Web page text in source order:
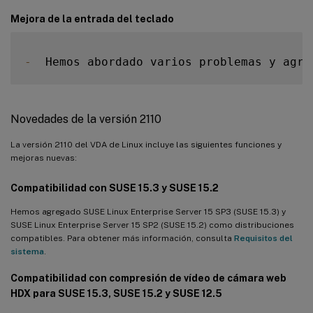
Mejora de la entrada del teclado
-
Hemos abordado varios problemas y
Novedades de la versión 2110
La versión 2110 del VDA de Linux incluye las siguientes funciones y
mejoras nuevas:
Compatibilidad con SUSE 15.3 y SUSE 15.2
Hemos agregado SUSE Linux Enterprise Server 15 SP3 (SUSE 15.3) y
SUSE Linux Enterprise Server 15 SP2 (SUSE 15.2) como distribuciones
compatibles. Para obtener más información, consulta Requisitos del
sistema
Compatibilidad con compresión de vídeo de cámara web
HDX para SUSE 15.3, SUSE 15.2 y SUSE 12.5